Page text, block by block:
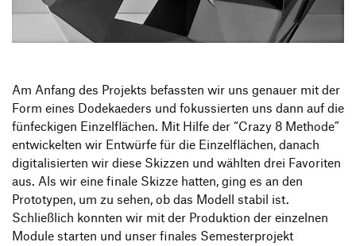
Transfer und Kooperation
Produktgestaltung B.A.
Strategische Gestaltung M.A.
Am Anfang des Projekts befassten wir uns genauer mit der
Form eines Dodekaeders und fokussierten uns dann auf die
fünfeckigen Einzelflächen. Mit Hilfe der “Crazy 8 Methode”
entwickelten wir Entwürfe für die Einzelflächen, danach
digitalisierten wir diese Skizzen und wählten drei Favoriten
aus. Als wir eine finale Skizze hatten, ging es an den
Prototypen, um zu sehen, ob das Modell stabil ist.
Schließlich konnten wir mit der Produktion der einzelnen
Module starten und unser finales Semesterprojekt